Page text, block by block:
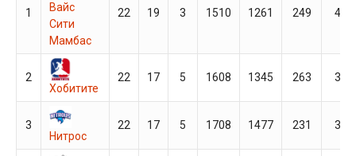
1
Вайс
Сити
Мамбас
22 19 3 1510 1261 249 41
2
Хобитите
22 17 5 1608 1345 263 39
3
Нитрос
22 17 5 1708 1477 231 39